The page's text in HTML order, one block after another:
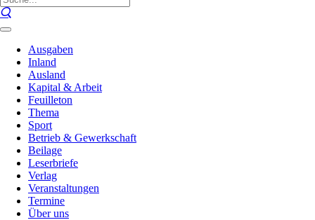
Ausgaben
Inland
Ausland
Kapital & Arbeit
Feuilleton
Thema
Sport
Betrieb & Gewerkschaft
Beilage
Leserbriefe
Verlag
Veranstaltungen
Termine
Über uns